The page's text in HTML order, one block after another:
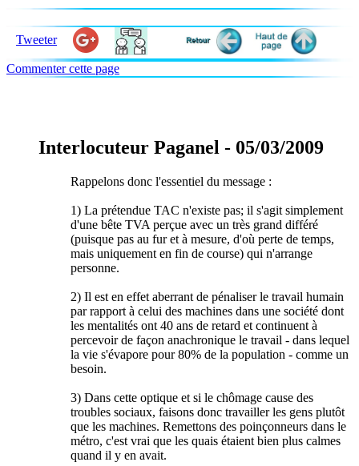
Tweeter
Commenter cette page
Interlocuteur Paganel - 05/03/2009
Rappelons donc l'essentiel du message :
1) La prétendue TAC n'existe pas; il s'agit simplement
d'une bête TVA perçue avec un très grand différé
(puisque pas au fur et à mesure, d'où perte de temps,
mais uniquement en fin de course) qui n'arrange
personne.
2) Il est en effet aberrant de pénaliser le travail humain
par rapport à celui des machines dans une société dont
les mentalités ont 40 ans de retard et continuent à
percevoir de façon anachronique le travail - dans lequel
la vie s'évapore pour 80% de la population - comme un
besoin.
3) Dans cette optique et si le chômage cause des
troubles sociaux, faisons donc travailler les gens plutôt
que les machines. Remettons des poinçonneurs dans le
métro, c'est vrai que les quais étaient bien plus calmes
quand il y en avait.